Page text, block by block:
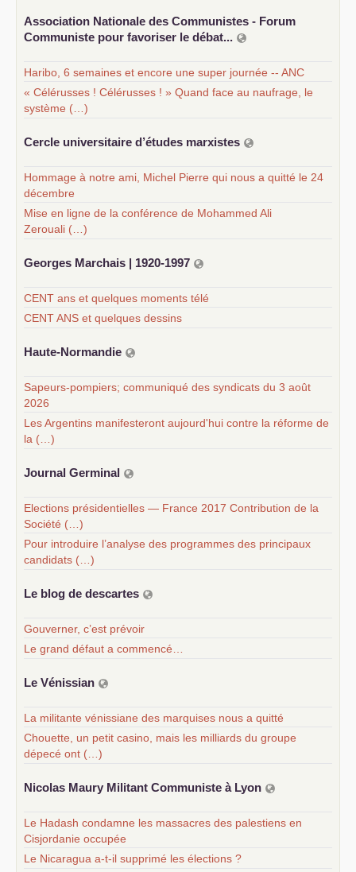
Association Nationale des Communistes - Forum
Communiste pour favoriser le débat...
Haribo, 6 semaines et encore une super journée -- ANC
« Célérusses ! Célérusses ! » Quand face au naufrage, le
système (…)
Cercle universitaire d’études marxistes
Hommage à notre ami, Michel Pierre qui nous a quitté le 24
décembre
Mise en ligne de la conférence de Mohammed Ali
Zerouali (…)
Georges Marchais | 1920-1997
CENT ans et quelques moments télé
CENT ANS et quelques dessins
Haute-Normandie
Sapeurs-pompiers; communiqué des syndicats du 3 août
2026
Les Argentins manifesteront aujourd'hui contre la réforme de
la (…)
Journal Germinal
Elections présidentielles — France 2017 Contribution de la
Société (…)
Pour introduire l’analyse des programmes des principaux
candidats (…)
Le blog de descartes
Gouverner, c’est prévoir
Le grand défaut a commencé…
Le Vénissian
La militante vénissiane des marquises nous a quitté
Chouette, un petit casino, mais les milliards du groupe
dépecé ont (…)
Nicolas Maury Militant Communiste à Lyon
Le Hadash condamne les massacres des palestiens en
Cisjordanie occupée
Le Nicaragua a-t-il supprimé les élections ?